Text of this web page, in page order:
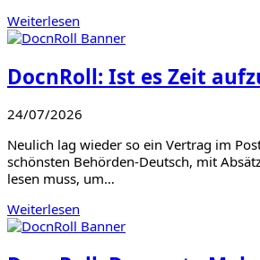
Weiterlesen
DocnRoll: Ist es Zeit
24/07/2026
Neulich lag wieder so ein Vertrag im
schönsten Behörden-Deutsch, mit
lesen muss, um…
Weiterlesen